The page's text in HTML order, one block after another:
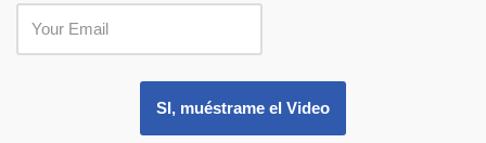
SI, muéstrame el Video